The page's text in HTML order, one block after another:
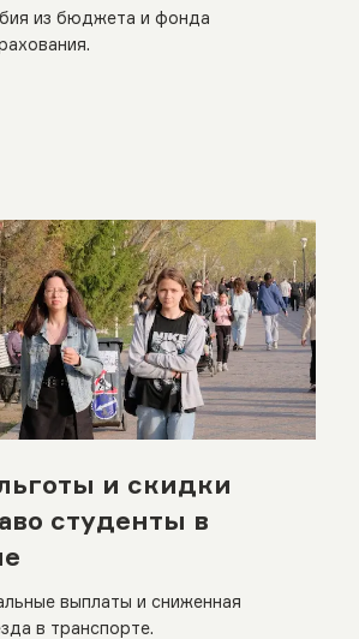
из бюджета и фонда
и скидки
студенты в
выплаты и сниженная
в транспорте.